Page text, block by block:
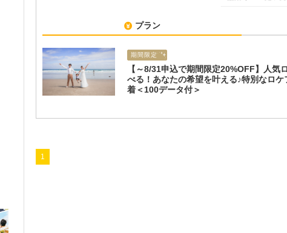
プラン
期間限定
【～8/31申込で期間限定20%OFF】人気
べる！あなたの希望を叶える♪特別なロケ
着＜100データ付＞
1